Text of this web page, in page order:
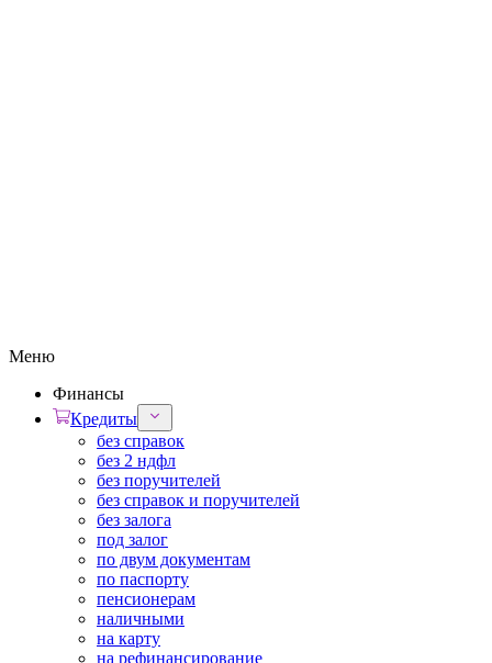
Меню
Финансы
Кредиты
без справок
без 2 ндфл
без поручителей
без справок и поручителей
без залога
под залог
по двум документам
по паспорту
пенсионерам
наличными
на карту
на рефинансирование